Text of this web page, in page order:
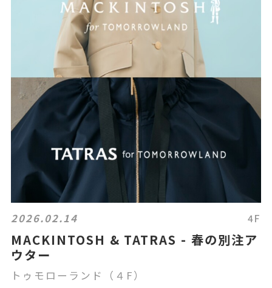
2026.02.14 4F
MACKINTOSH & TATRAS - 春の別注ア
ウター
トゥモローランド（４F）